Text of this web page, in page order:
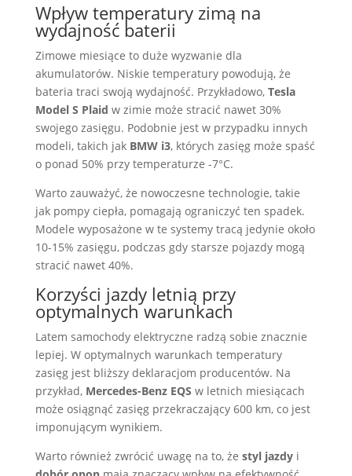
Wpływ temperatury zimą na
wydajność baterii
Zimowe miesiące to duże wyzwanie dla
akumulatorów. Niskie temperatury powodują, że
bateria traci swoją wydajność. Przykładowo, Tesla
Model S Plaid w zimie może stracić nawet 30%
swojego zasięgu. Podobnie jest w przypadku innych
modeli, takich jak BMW i3, których zasięg może spaść
o ponad 50% przy temperaturze -7°C.
Warto zauważyć, że nowoczesne technologie, takie
jak pompy ciepła, pomagają ograniczyć ten spadek.
Modele wyposażone w te systemy tracą jedynie około
10-15% zasięgu, podczas gdy starsze pojazdy mogą
stracić nawet 40%.
Korzyści jazdy letnią przy
optymalnych warunkach
Latem samochody elektryczne radzą sobie znacznie
lepiej. W optymalnych warunkach temperatury
zasięg jest bliższy deklaracjom producentów. Na
przykład, Mercedes-Benz EQS w letnich miesiącach
może osiągnąć zasięg przekraczający 600 km, co jest
imponującym wynikiem.
Warto również zwrócić uwagę na to, że styl jazdyi